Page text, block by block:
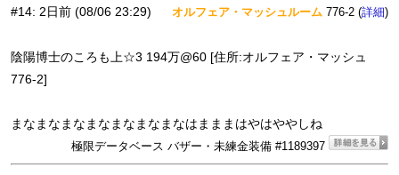
#14: 2日前 (08/06 23:29) オルフェア・マッシュルーム 776-2 (詳細)
陰陽博士のころも上☆3 194万@60 [住所:オルフェア・マッシュ
776-2]
まなまなまなまなまなまなまなはまままはやはややしね
極限データベース バザー・未練金装備 #1189397